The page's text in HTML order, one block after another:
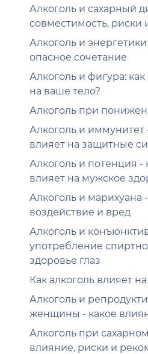
Алкоголь и сахарный
совместимость,
Алкоголь и
опасное сочетание
Алкоголь и фигура:
на ваше тело?
Алкоголь при
Алкоголь и иммунитет
влияет на защитные
Алкоголь и потенция -
влияет на мужское
Алкоголь и марихуана
воздействие и вред
Алкоголь и
употребление
здоровье глаз
Как алкоголь влияет
Алкоголь и
женщины - какое
Алкоголь при
влияние, риски и